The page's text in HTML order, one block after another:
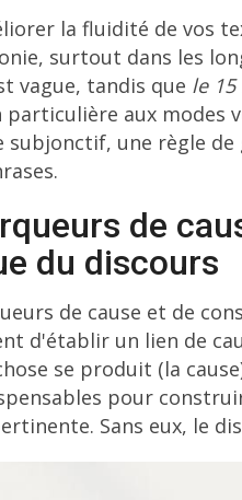
la fluidité de vos
surtout dans les
vague, tandis que le 15
aux modes
subjonctif, une règle
de
du discours
de cause et de
d'établir un lien de
se produit (la
pour
Sans eux, le